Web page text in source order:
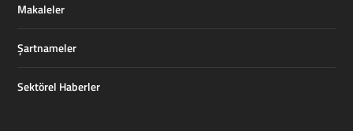
Makaleler
Şartnameler
Sektörel Haberler